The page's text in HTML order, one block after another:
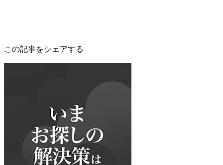
この記事をシェアする